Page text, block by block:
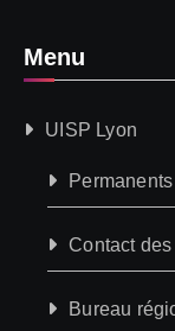
Menu
UISP Lyon
Contact
Bureau